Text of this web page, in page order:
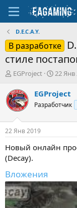
D.E.C.A.Y.
В разработке
стиле
А
т
о
р
т
е
м
ы
EGProject
Д
т
а
н
а
л
22 Янв
EGProject
Разработчик
22 Янв 2019
Новый онлайн
(Decay).
Вложения